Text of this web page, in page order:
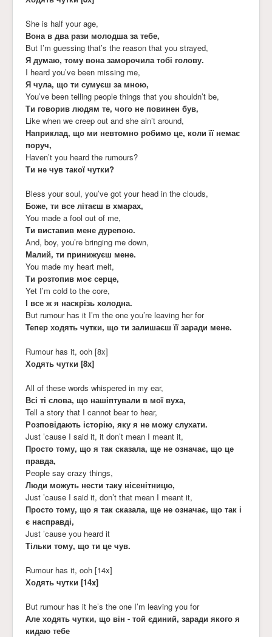
She is half your age,
Вона в два рази молодша за тебе,
But I’m guessing that’s the reason that you strayed,
Я думаю, тому вона заморочила тобі голову.
I heard you’ve been missing me,
Я чула, що ти сумуєш за мною,
You’ve been telling people things that you shouldn’t be,
Ти говорив людям те, чого не повинен був,
Like when we creep out and she ain’t around,
Наприклад, що ми невтомно робимо це, коли її немає
поруч,
Haven’t you heard the rumours?
Ти не чув такої чутки?
Bless your soul, you’ve got your head in the clouds,
Боже, ти все літаєш в хмарах,
You made a fool out of me,
Ти виставив мене дурепою.
And, boy, you’re bringing me down,
Малий, ти принижуєш мене.
You made my heart melt,
Ти розтопив моє серце,
Yet I’m cold to the core,
І все ж я наскрізь холодна.
But rumour has it I’m the one you’re leaving her for
Тепер ходять чутки, що ти залишаєш її заради мене.
Rumour has it, ooh [8x]
Ходять чутки [8x]
All of these words whispered in my ear,
Всі ті слова, що нашіптували в мої вуха,
Tell a story that I cannot bear to hear,
Розповідають історію, яку я не можу слухати.
Just ’cause I said it, it don’t mean I meant it,
Просто тому, що я так сказала, ще не означає, що це
правда,
People say crazy things,
Люди можуть нести таку нісенітницю,
Just ’cause I said it, don’t that mean I meant it,
Просто тому, що я так сказала, ще не означає, що так і
є насправді,
Just ’cause you heard it
Тільки тому, що ти це чув.
Rumour has it, ooh [14x]
Ходять чутки [14x]
But rumour has it he’s the one I’m leaving you for
Але ходять чутки, що він - той єдиний, заради якого я
кидаю тебе